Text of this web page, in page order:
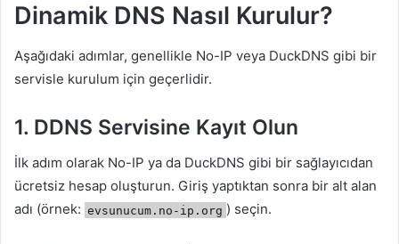
Dinamik DNS Nasıl Kurulur?
Aşağıdaki adımlar, genellikle No-IP veya DuckDNS gibi bir
servisle kurulum için geçerlidir.
1. DDNS Servisine Kayıt Olun
İlk adım olarak No-IP ya da DuckDNS gibi bir sağlayıcıdan
ücretsiz hesap oluşturun. Giriş yaptıktan sonra bir alt alan
adı (örnek: evsunucum.no-ip.org ) seçin.